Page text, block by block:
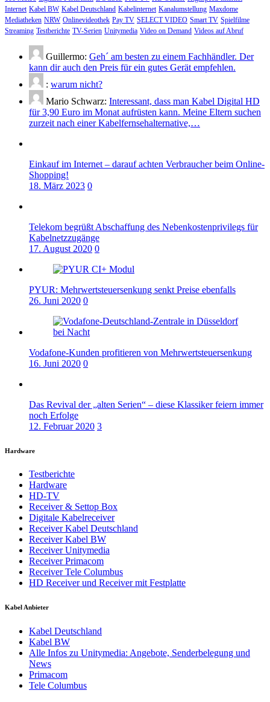
Internet Kabel BW Kabel Deutschland Kabelinternet Kanalumstellung Maxdome
Mediatheken NRW Onlinevideothek Pay TV SELECT VIDEO Smart TV Spielfilme
Streaming Testberichte TV-Serien Unitymedia Video on Demand Videos auf Abruf
Guillermo: Geh´ am besten zu einem Fachhändler. Der
kann dir auch den Preis für ein gutes Gerät empfehlen.
: warum nicht?
Mario Schwarz: Interessant, dass man Kabel Digital HD
für 3,90 Euro im Monat aufrüsten kann. Meine Eltern suchen
zurzeit nach einer Kabelfernsehalternative,…
Einkauf im Internet – darauf achten Verbraucher beim Online-
Shopping!
18. März 2023 0
Telekom begrüßt Abschaffung des Nebenkostenprivilegs für
Kabelnetzzugänge
17. August 2020 0
PYUR: Mehrwertsteuersenkung senkt Preise ebenfalls
26. Juni 2020 0
Vodafone-Kunden profitieren von Mehrwertsteuersenkung
16. Juni 2020 0
Das Revival der „alten Serien“ – diese Klassiker feiern immer
noch Erfolge
12. Februar 2020 3
Hardware
Testberichte
Hardware
HD-TV
Receiver & Settop Box
Digitale Kabelreceiver
Receiver Kabel Deutschland
Receiver Kabel BW
Receiver Unitymedia
Receiver Primacom
Receiver Tele Columbus
HD Receiver und Receiver mit Festplatte
Kabel Anbieter
Kabel Deutschland
Kabel BW
Alle Infos zu Unitymedia: Angebote, Senderbelegung und
News
Primacom
Tele Columbus